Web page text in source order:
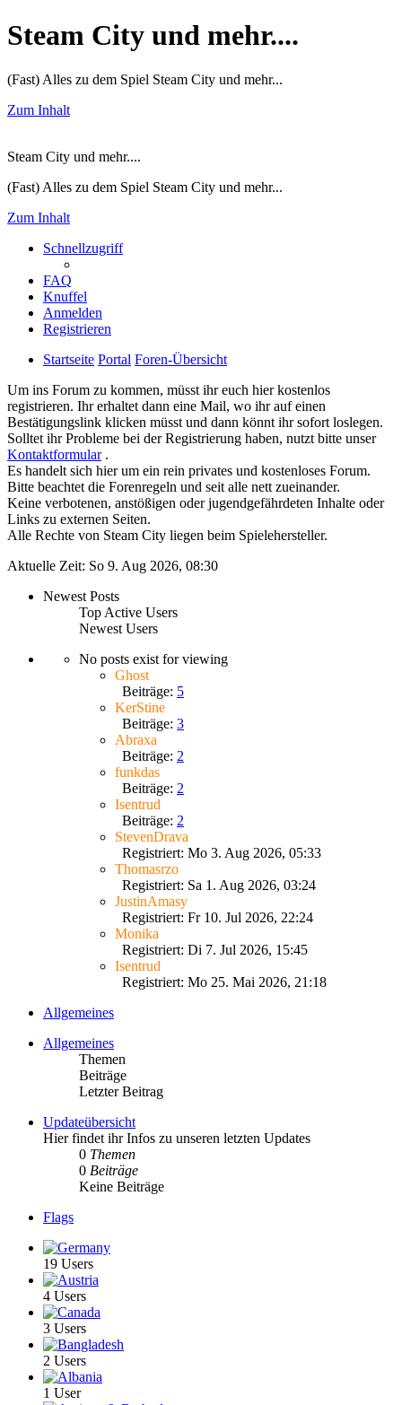
Steam City und mehr....
(Fast) Alles zu dem Spiel Steam City und mehr...
Zum Inhalt
Steam City und mehr....
(Fast) Alles zu dem Spiel Steam City und mehr...
Zum Inhalt
Schnellzugriff
FAQ
Knuffel
Anmelden
Registrieren
Startseite Portal Foren-Übersicht
Um ins Forum zu kommen, müsst ihr euch hier kostenlos
registrieren. Ihr erhaltet dann eine Mail, wo ihr auf einen
Bestätigungslink klicken müsst und dann könnt ihr sofort loslegen.
Solltet ihr Probleme bei der Registrierung haben, nutzt bitte unser
Kontaktformular.
Es handelt sich hier um ein rein privates und kostenloses Forum.
Bitte beachtet die Forenregeln und seit alle nett zueinander.
Keine verbotenen, anstößigen oder jugendgefährdeten Inhalte oder
Links zu externen Seiten.
Alle Rechte von Steam City liegen beim Spielehersteller.
Aktuelle Zeit: So 9. Aug 2026, 08:30
Newest Posts
Top Active Users
Newest Users
No posts exist for viewing
Ghost
Beiträge: 5
KerStine
Beiträge: 3
Abraxa
Beiträge: 2
funkdas
Beiträge: 2
Isentrud
Beiträge: 2
StevenDrava
Registriert: Mo 3. Aug 2026, 05:33
Thomasrzo
Registriert: Sa 1. Aug 2026, 03:24
JustinAmasy
Registriert: Fr 10. Jul 2026, 22:24
Monika
Registriert: Di 7. Jul 2026, 15:45
Isentrud
Registriert: Mo 25. Mai 2026, 21:18
Allgemeines
Allgemeines
Themen
Beiträge
Letzter Beitrag
Updateübersicht
Hier findet ihr Infos zu unseren letzten Updates
0 Themen
0 Beiträge
Keine Beiträge
Flags
19 Users
4 Users
3 Users
2 Users
1 User